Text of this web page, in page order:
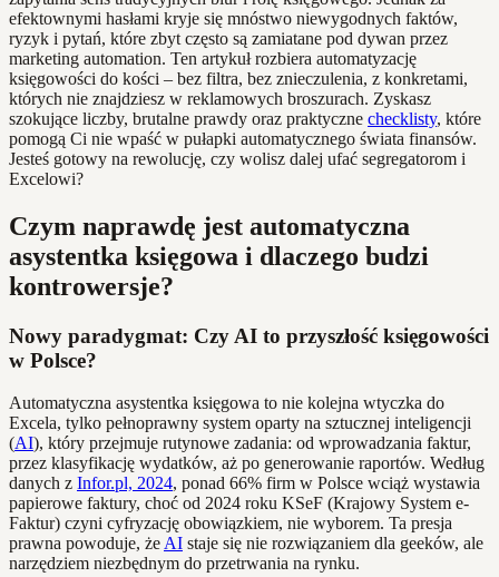
efektownymi hasłami kryje się mnóstwo niewygodnych faktów,
ryzyk i pytań, które zbyt często są zamiatane pod dywan przez
marketing automation. Ten artykuł rozbiera automatyzację
księgowości do kości – bez filtra, bez znieczulenia, z konkretami,
których nie znajdziesz w reklamowych broszurach. Zyskasz
szokujące liczby, brutalne prawdy oraz praktyczne checklisty, które
pomogą Ci nie wpaść w pułapki automatycznego świata finansów.
Jesteś gotowy na rewolucję, czy wolisz dalej ufać segregatorom i
Excelowi?
Czym naprawdę jest automatyczna
asystentka księgowa i dlaczego budzi
kontrowersje?
Nowy paradygmat: Czy AI to przyszłość księgowości
w Polsce?
Automatyczna asystentka księgowa to nie kolejna wtyczka do
Excela, tylko pełnoprawny system oparty na sztucznej inteligencji
(AI), który przejmuje rutynowe zadania: od wprowadzania faktur,
przez klasyfikację wydatków, aż po generowanie raportów. Według
danych z Infor.pl, 2024, ponad 66% firm w Polsce wciąż wystawia
papierowe faktury, choć od 2024 roku KSeF (Krajowy System e-
Faktur) czyni cyfryzację obowiązkiem, nie wyborem. Ta presja
prawna powoduje, że AI staje się nie rozwiązaniem dla geeków, ale
narzędziem niezbędnym do przetrwania na rynku.